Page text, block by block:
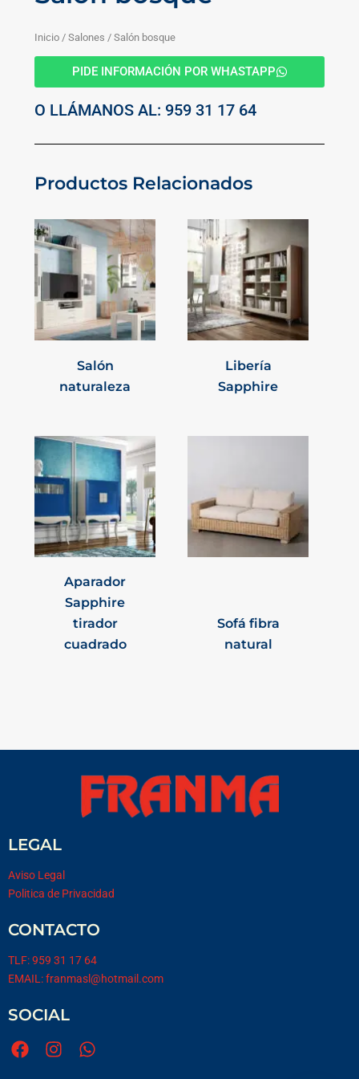
Inicio / Salones / Salón bosque
PIDE INFORMACIÓN POR WHASTAPP
O LLÁMANOS AL: 959 31 17 64
Productos Relacionados
Salón
naturaleza
Libería
Sapphire
Aparador
Sapphire
tirador
cuadrado
Sofá fibra
natural
LEGAL
Aviso Legal
Politica de Privacidad
CONTACTO
TLF: 959 31 17 64
EMAIL: franmasl@hotmail.com
SOCIAL
F
a
I
n
W
h